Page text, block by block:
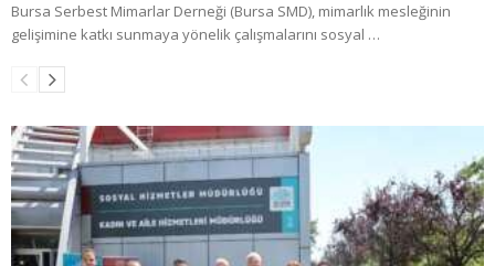
Bursa Serbest Mimarlar Derneği (Bursa SMD), mimarlık mesleğinin
gelişimine katkı sunmaya yönelik çalışmalarını sosyal …